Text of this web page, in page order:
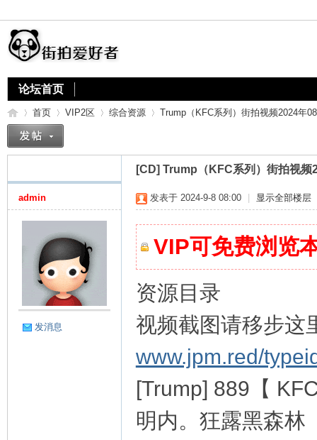
论坛首页
首页 VIP2区 综合资源
›
Trump（KFC系列）街拍视频2024年
[CD] Trump（KFC系列）街拍视频
admin
发消息
发表于 2024-9-8 08:00 显示全部楼层
VIP可免费浏览
资源目录
视频截图请移步这
www.jpm.red/
[Trump] 889【
明内。狂露黑森林